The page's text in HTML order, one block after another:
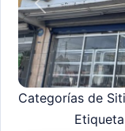
Anterior
Categorías de